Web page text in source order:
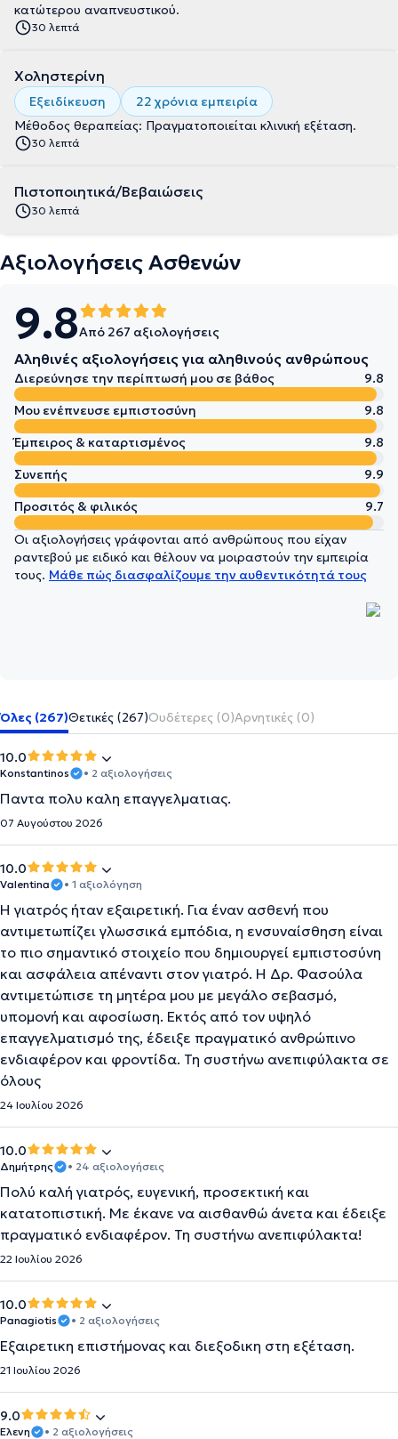
κατώτερου αναπνευστικού.
30 λεπτά
Χοληστερίνη
Εξειδίκευση
22 χρόνια εμπειρία
Μέθοδος θεραπείας: Πραγματοποιείται κλινική εξέταση.
30 λεπτά
Πιστοποιητικά/Βεβαιώσεις
30 λεπτά
Αξιολογήσεις Ασθενών
9.8Από 267 αξιολογήσεις
Αληθινές αξιολογήσεις για αληθινούς ανθρώπους
Διερεύνησε την περίπτωσή μου σε βάθος
9.8
Μου ενέπνευσε εμπιστοσύνη
9.8
Έμπειρος & καταρτισμένος
9.8
Συνεπής
9.9
Προσιτός & φιλικός
9.7
Οι αξιολογήσεις γράφονται από ανθρώπους που είχαν
ραντεβού με ειδικό και θέλουν να μοιραστούν την εμπειρία
τους. Μάθε πώς διασφαλίζουμε την αυθεντικότητά τους
Όλες (267)Θετικές (267)Ουδέτερες (0)Αρνητικές (0)
10.0
Konstantinos • 2 αξιολογήσεις
Παντα πολυ καλη επαγγελματιας.
07 Αυγούστου 2026
10.0
Valentina • 1 αξιολόγηση
Η γιατρός ήταν εξαιρετική. Για έναν ασθενή που
αντιμετωπίζει γλωσσικά εμπόδια, η ενσυναίσθηση είναι
το πιο σημαντικό στοιχείο που δημιουργεί εμπιστοσύνη
και ασφάλεια απέναντι στον γιατρό. Η Δρ. Φασούλα
αντιμετώπισε τη μητέρα μου με μεγάλο σεβασμό,
υπομονή και αφοσίωση. Εκτός από τον υψηλό
επαγγελματισμό της, έδειξε πραγματικό ανθρώπινο
ενδιαφέρον και φροντίδα. Τη συστήνω ανεπιφύλακτα σε
όλους
24 Ιουλίου 2026
10.0
Δημήτρης • 24 αξιολογήσεις
Πολύ καλή γιατρός, ευγενική, προσεκτική και
κατατοπιστική. Με έκανε να αισθανθώ άνετα και έδειξε
πραγματικό ενδιαφέρον. Τη συστήνω ανεπιφύλακτα!
22 Ιουλίου 2026
10.0
Panagiotis • 2 αξιολογήσεις
Εξαιρετικη επιστήμονας και διεξοδικη στη εξέταση.
21 Ιουλίου 2026
9.0
Ελενη • 2 αξιολογήσεις